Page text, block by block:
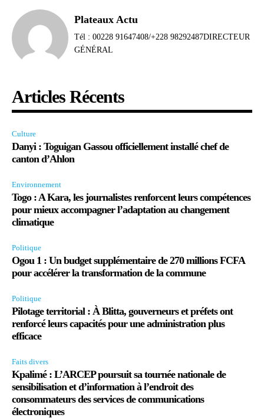
Plateaux Actu
Tél : 00228 91647408/+228 98292487DIRECTEUR
GÉNÉRAL
Articles Récents
Culture
Danyi : Toguigan Gassou officiellement installé chef de
canton d’Ahlon
Environnement
Togo : A Kara, les journalistes renforcent leurs compétences
pour mieux accompagner l’adaptation au changement
climatique
Politique
Ogou 1 : Un budget supplémentaire de 270 millions FCFA
pour accélérer la transformation de la commune
Politique
Pilotage territorial : À Blitta, gouverneurs et préfets ont
renforcé leurs capacités pour une administration plus
efficace
Faits divers
Kpalimé : L’ARCEP poursuit sa tournée nationale de
sensibilisation et d’information à l’endroit des
consommateurs des services de communications
électroniques